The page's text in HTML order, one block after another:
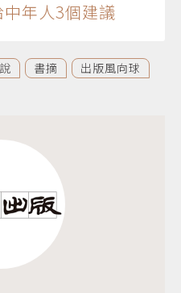
年人3個建議
書摘 出版風向球